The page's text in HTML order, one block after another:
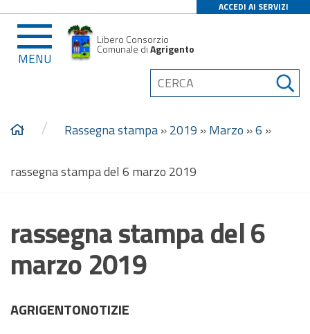
ACCEDI AI SERVIZI
MENU
Libero Consorzio
Comunale diAgrigento
/ Rassegna stampa»2019 »Marzo »6 »
rassegna stampa del 6 marzo 2019
rassegna stampa del 6
marzo 2019
AGRIGENTONOTIZIE